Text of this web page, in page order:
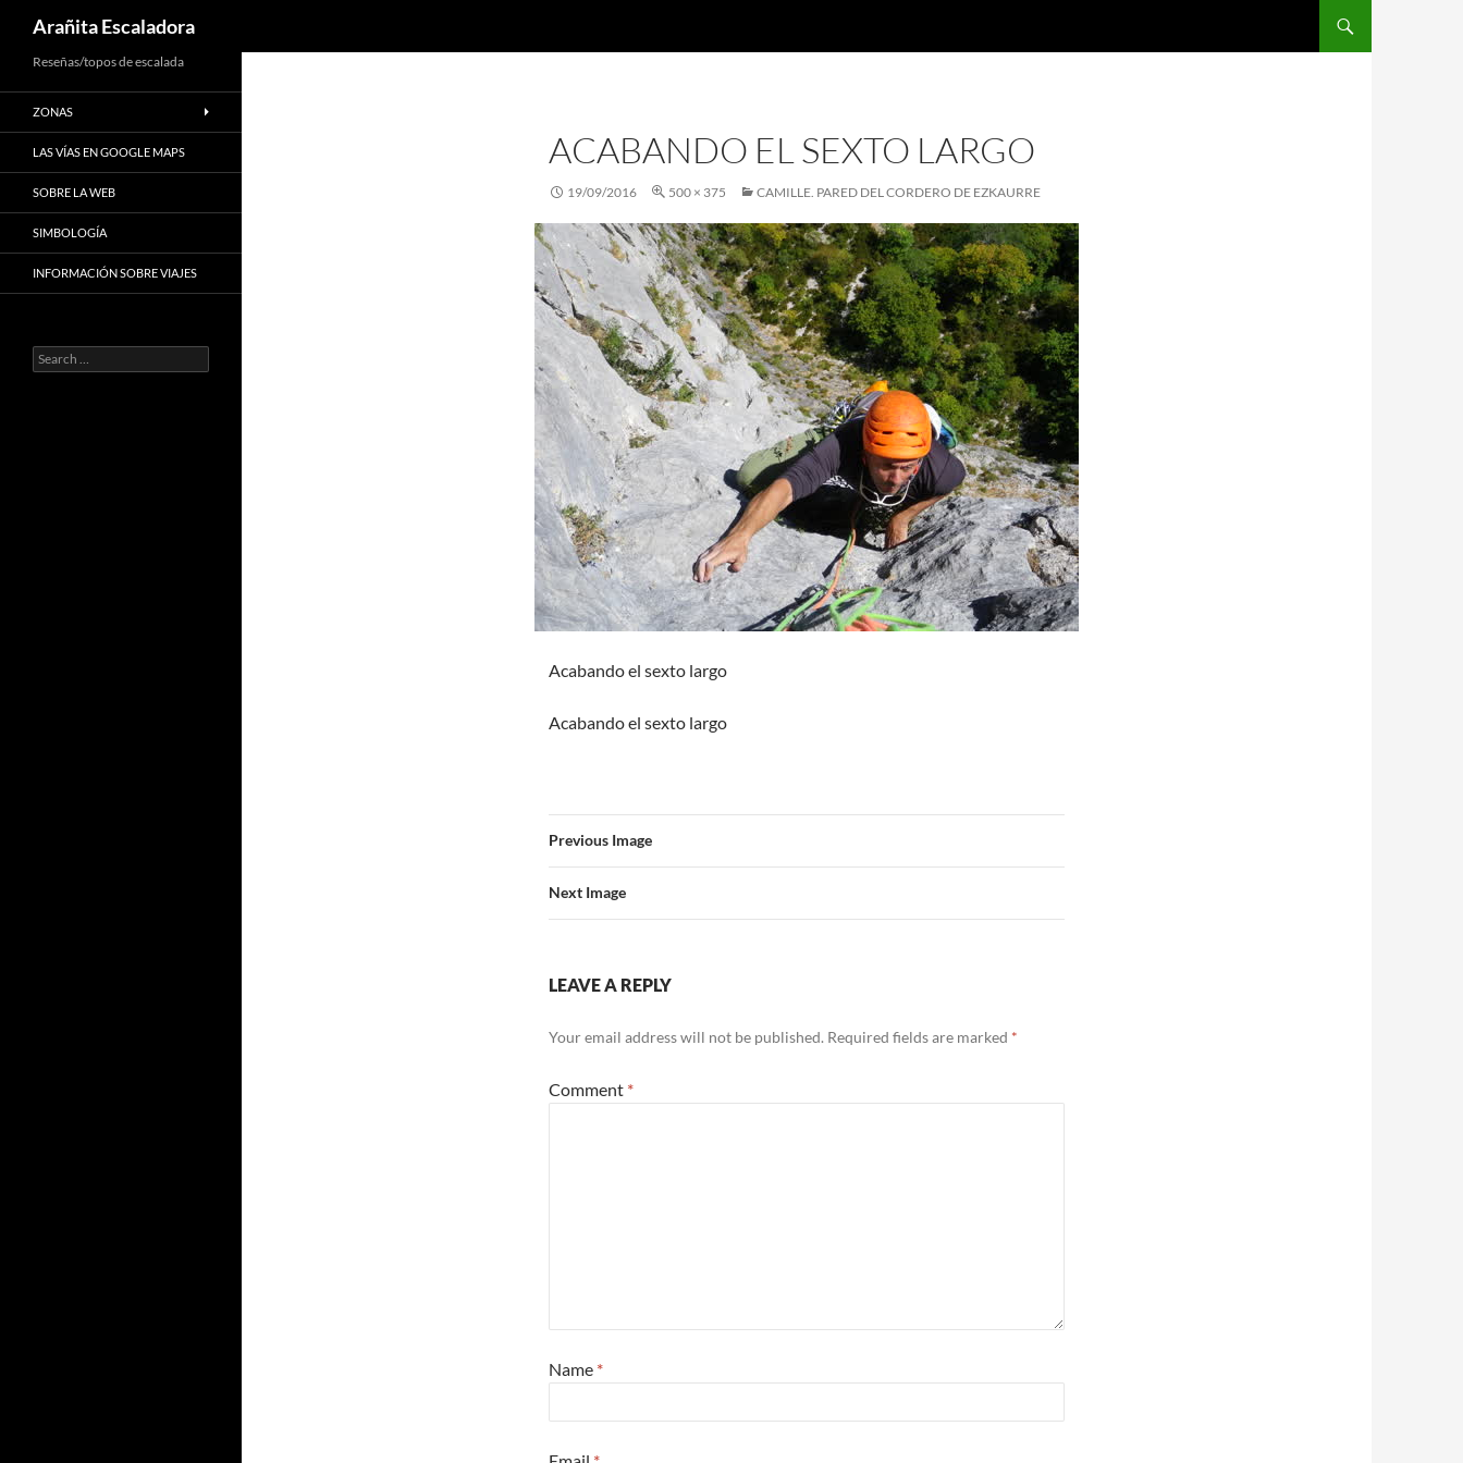
to
content
Arañita Escaladora
ACABANDO EL SEXTO LARGO
19/09/2016 500 × 375 CAMILLE. PARED DEL CORDERO DE EZKAURRE
Acabando el sexto largo
Acabando el sexto largo
Previous Image
Next Image
LEAVE A REPLY
Your email address will not be published. Required fields are marked *
Comment *
Name *
Reseñas/topos de escalada
ZONAS
LAS VÍAS EN GOOGLE MAPS
SOBRE LA WEB
SIMBOLOGÍA
INFORMACIÓN SOBRE VIAJES
Search
for: